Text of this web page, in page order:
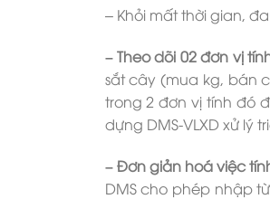
– Khỏi mất thời gian,
– Theo dõi 02 đơn vị
sắt cây (mua kg, bán
trong 2 đơn vị tính đó
dựng DMS-VLXD xử lý
– Đơn giản hoá việc
DMS cho phép nhập